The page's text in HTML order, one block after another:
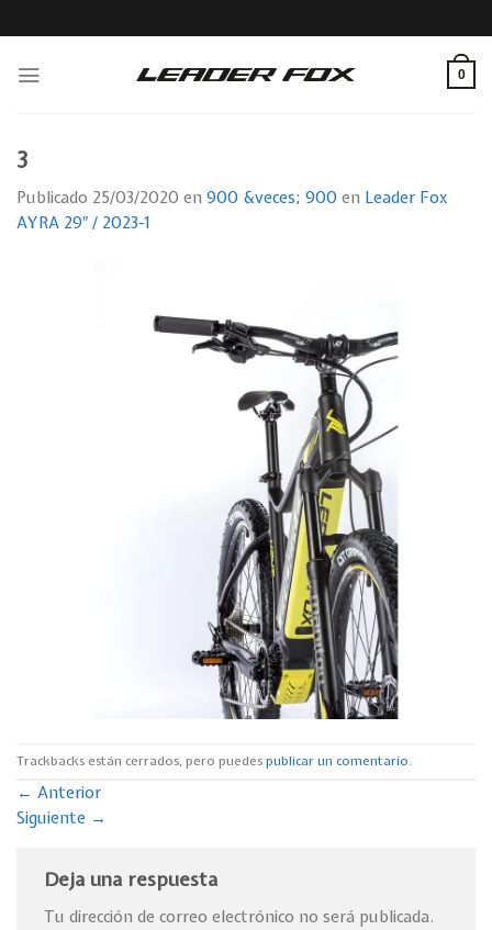
to
0
3
Publicado 25/03/2020 en 900 &veces; 900 en Leader Fox
AYRA 29″ / 2023-1
Trackbacks están cerrados, pero puedespublicar un comentario.
← Anterior
Siguiente →
Deja una respuesta
Tu dirección de correo electrónico no será publicada.